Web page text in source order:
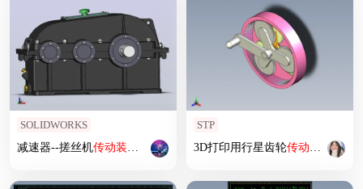
SOLIDWORKS
减速器--搓丝机传动装置 设计
STP
3D打印用行星齿轮传动装置